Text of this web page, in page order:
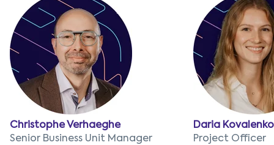
Christophe Verhaeghe
Senior Business Unit Manager
Daria Kovalenko
Project Officer